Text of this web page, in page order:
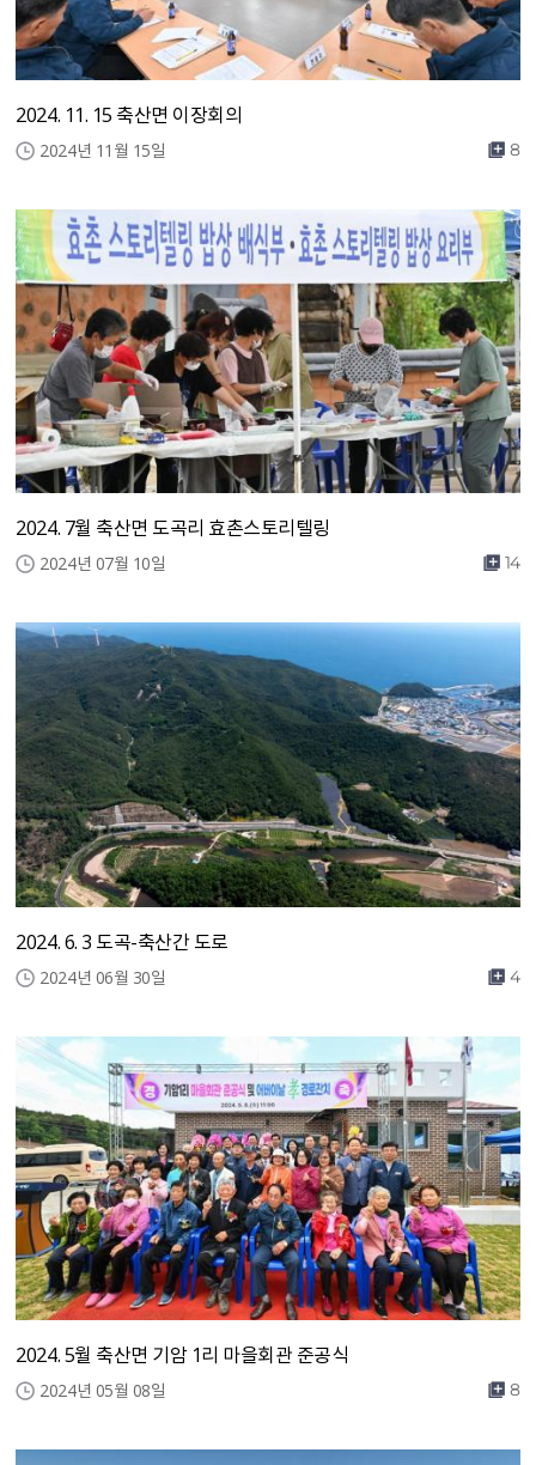
2024. 11. 15 축산면 이장회의
2024년 11월 15일 8
2024. 7월 축산면 도곡리 효촌스토리텔링
2024년 07월 10일 14
2024. 6. 3 도곡-축산간 도로
2024년 06월 30일 4
2024. 5월 축산면 기암 1리 마을회관 준공식
2024년 05월 08일 8